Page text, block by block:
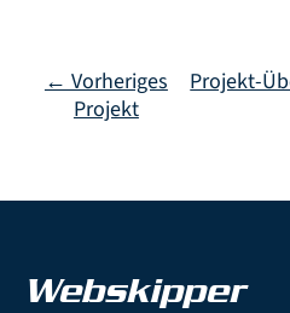
← Vorheriges
Projekt
Projekt-
Webskipper